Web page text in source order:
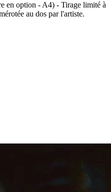
en option - A4) - Tirage limité à
au dos par l'artiste.